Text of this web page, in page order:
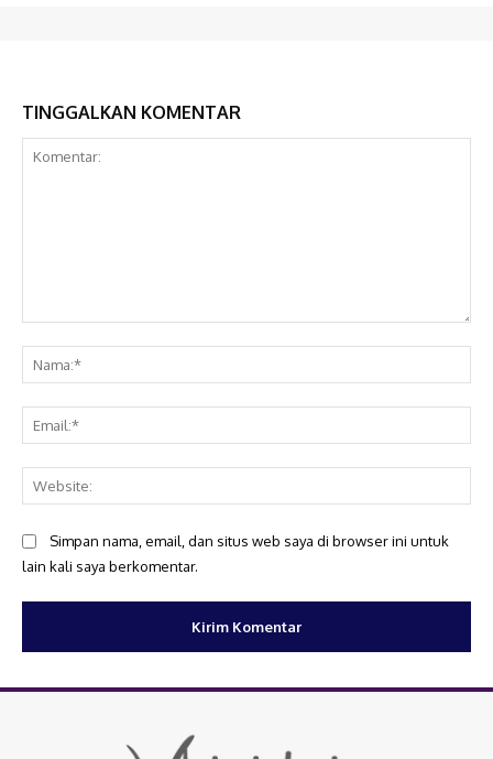
TINGGALKAN KOMENTAR
Simpan nama, email, dan situs web saya di browser ini untuk
lain kali saya berkomentar.